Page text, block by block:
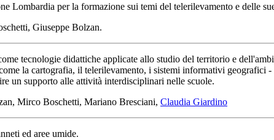
per la formazione sui temi del telerilevamento e delle
Giuseppe Bolzan.
tecnologie didattiche applicate allo studio del territorio e
la cartografia, il telerilevamento, i sistemi informativi geografici
un supporto alle attività interdisciplinari nelle scuole.
Mirco Boschetti, Mariano Bresciani, Claudia Giardino
ed aree umide.